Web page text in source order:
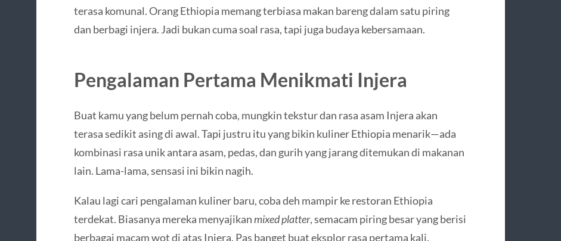
terasa komunal. Orang Ethiopia memang terbiasa makan bareng dalam satu piring
dan berbagi injera. Jadi bukan cuma soal rasa, tapi juga budaya kebersamaan.
Pengalaman Pertama Menikmati Injera
Buat kamu yang belum pernah coba, mungkin tekstur dan rasa asam Injera akan
terasa sedikit asing di awal. Tapi justru itu yang bikin kuliner Ethiopia menarik—ada
kombinasi rasa unik antara asam, pedas, dan gurih yang jarang ditemukan di makanan
lain. Lama-lama, sensasi ini bikin nagih.
Kalau lagi cari pengalaman kuliner baru, coba deh mampir ke restoran Ethiopia
terdekat. Biasanya mereka menyajikanmixed platter, semacam piring besar yang berisi
berbagai macam wot di atas Injera. Pas banget buat eksplor rasa pertama kali.